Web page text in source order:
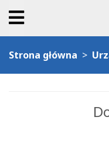
Strona główna